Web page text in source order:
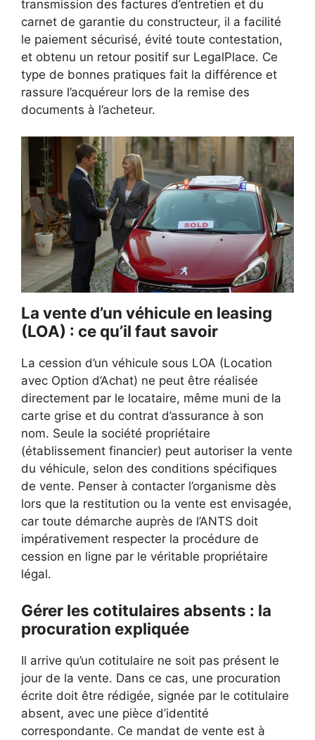
transmission des factures d’entretien et du
carnet de garantie du constructeur, il a facilité
le paiement sécurisé, évité toute contestation,
et obtenu un retour positif sur LegalPlace. Ce
type de bonnes pratiques fait la différence et
rassure l’acquéreur lors de la remise des
documents à l’acheteur.
La vente d’un véhicule en leasing
(LOA) : ce qu’il faut savoir
La cession d’un véhicule sous LOA (Location
avec Option d’Achat) ne peut être réalisée
directement par le locataire, même muni de la
carte grise et du contrat d’assurance à son
nom. Seule la société propriétaire
(établissement financier) peut autoriser la vente
du véhicule, selon des conditions spécifiques
de vente. Penser à contacter l’organisme dès
lors que la restitution ou la vente est envisagée,
car toute démarche auprès de l’ANTS doit
impérativement respecter la procédure de
cession en ligne par le véritable propriétaire
légal.
Gérer les cotitulaires absents : la
procuration expliquée
Il arrive qu’un cotitulaire ne soit pas présent le
jour de la vente. Dans ce cas, une procuration
écrite doit être rédigée, signée par le cotitulaire
absent, avec une pièce d’identité
correspondante. Ce mandat de vente est à